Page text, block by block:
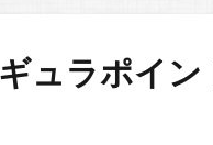
ュラポイ